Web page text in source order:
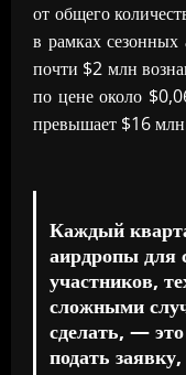
от общего
в рамках
почти $2 млн
по цене около
превышает $16
Каждый
аирдропы для
участников,
сложными
сделать, —
подать